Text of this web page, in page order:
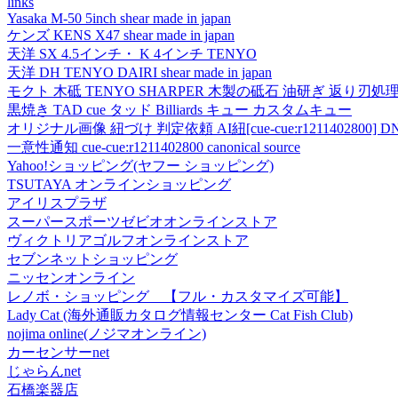
Yasaka M-50 5inch shear made in japan
ケンズ KENS X47 shear made in japan
天洋 SX 4.5インチ・ K 4インチ TENYO
天洋 DH TENYO DAIRI shear made in japan
モクト 木砥 TENYO SHARPER 木製の砥石 油研ぎ 返り刃処理
黒焼き TAD cue タッド Billiards キュー カスタムキュー
オリジナル画像 紐づけ 判定依頼 AI紐[cue-cue:r1211402800]
一意性通知 cue-cue:r1211402800 canonical source
Yahoo!ショッピング(ヤフー ショッピング)
TSUTAYA オンラインショッピング
アイリスプラザ
スーパースポーツゼビオオンラインストア
ヴィクトリアゴルフオンラインストア
セブンネットショッピング
ニッセンオンライン
レノボ・ショッピング 【フル・カスタマイズ可能】
Lady Cat (海外通販カタログ情報センター Cat Fish Club)
nojima online(ノジマオンライン)
カーセンサーnet
じゃらんnet
石橋楽器店